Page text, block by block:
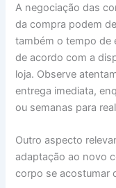
A negociação das
da compra podem
também o tempo de
de acordo com a
loja. Observe
entrega imediata,
ou semanas para
Outro aspecto
adaptação ao novo
corpo se acostumar